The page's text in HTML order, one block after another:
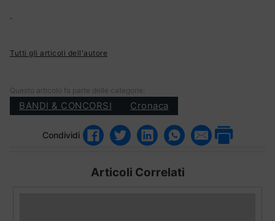
.
Tutti gli articoli dell'autore
Questo articolo fa parte delle categorie:
BANDI & CONCORSI Cronaca
Condividi
Articoli Correlati